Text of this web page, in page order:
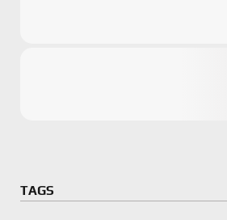
TAGS